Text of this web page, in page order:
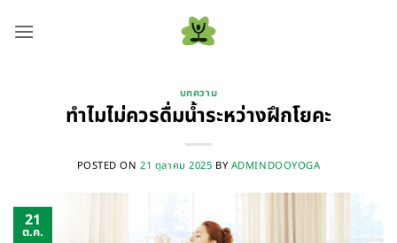
บทความ
ทำไมไม่ควรดื่มน้ำระหว่างฝึกโยคะ
POSTED ON21 ตุลาคม 2025 BYADMINDOOYOGA
21
ต.ค.